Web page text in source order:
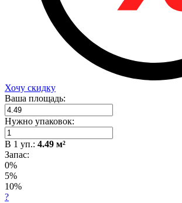
Хочу скидку
Ваша площадь:
Нужно упаковок:
В 1 уп.: 4.49 м²
Запас:
0%
5%
10%
?